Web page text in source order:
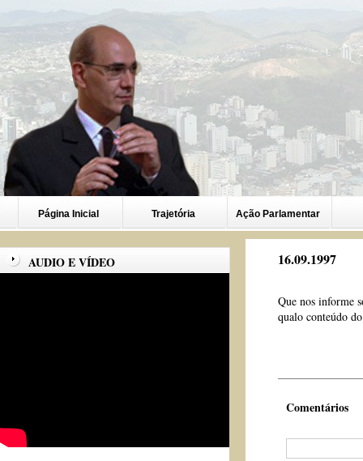
Página Inicial Trajetória Ação Parlamentar
AUDIO E VÍDEO 16.09.1997
Que nos informe
qualo conteúdo
Comentários